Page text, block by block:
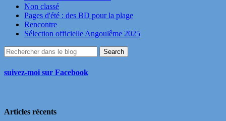
Non classé
Pages d'été : des BD pour la plage
Rencontre
Sélection officielle Angoulême 2025
suivez-moi sur Facebook
Articles récents